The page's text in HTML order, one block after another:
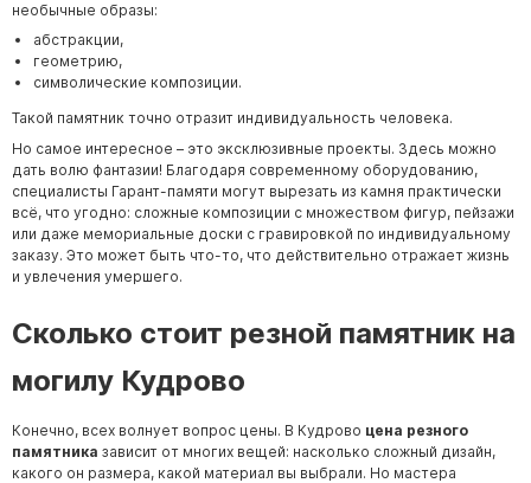
необычные образы:
абстракции,
геометрию,
символические композиции.
Такой памятник точно отразит индивидуальность человека.
Но самое интересное – это эксклюзивные проекты. Здесь можно
дать волю фантазии! Благодаря современному оборудованию,
специалисты Гарант-памяти могут вырезать из камня практически
всё, что угодно: сложные композиции с множеством фигур, пейзажи
или даже мемориальные доски с гравировкой по индивидуальному
заказу. Это может быть что-то, что действительно отражает жизнь
и увлечения умершего.
Сколько стоит резной памятник на
могилу Кудрово
Конечно, всех волнует вопрос цены. В Кудрово цена резного
памятника зависит от многих вещей: насколько сложный дизайн,
какого он размера, какой материал вы выбрали. Но мастера